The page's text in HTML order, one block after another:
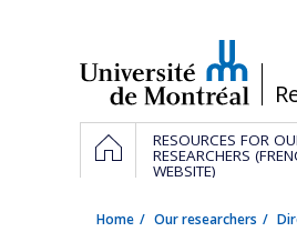
/
Navigation
principale
HOMERESOURCES FOR
RESEARCHERS
WEBSITE)
Home Our researchers